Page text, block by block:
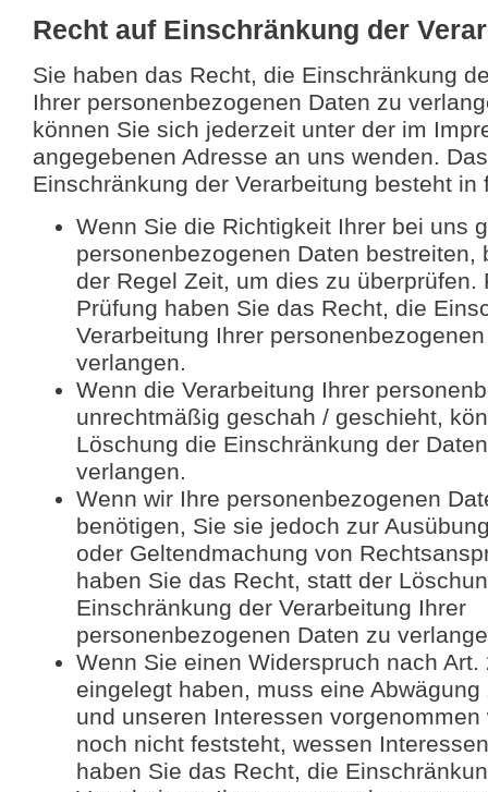
Recht auf Einschränkung der
Sie haben das Recht, die Einschränkung
Ihrer personenbezogenen Daten zu
können Sie sich jederzeit unter der im
angegebenen Adresse an uns wenden.
Einschränkung der Verarbeitung besteht in
Wenn Sie die Richtigkeit Ihrer bei uns
personenbezogenen Daten bestreiten,
der Regel Zeit, um dies zu überprüfen.
Prüfung haben Sie das Recht, die
Verarbeitung Ihrer
verlangen.
Wenn die Verarbeitung Ihrer
unrechtmäßig geschah / geschieht,
Löschung die Einschränkung der
verlangen.
Wenn wir Ihre personenbezogenen
benötigen, Sie sie jedoch zur
oder Geltendmachung von
haben Sie das Recht, statt der
Einschränkung der Verarbeitung Ihrer
personenbezogenen Daten zu
Wenn Sie einen Widerspruch nach Art.
eingelegt haben, muss eine
und unseren Interessen
noch nicht feststeht, wessen
haben Sie das Recht, die